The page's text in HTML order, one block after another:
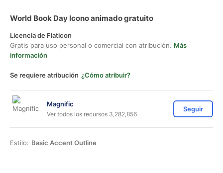
World Book Day Icono animado gratuito
Licencia de Flaticon
Gratis para uso personal o comercial con atribución. Más
información
Se requiere atribución ¿Cómo atribuir?
Magnific
Ver todos los recursos 3,282,856
Seguir
Estilo: Basic Accent Outline